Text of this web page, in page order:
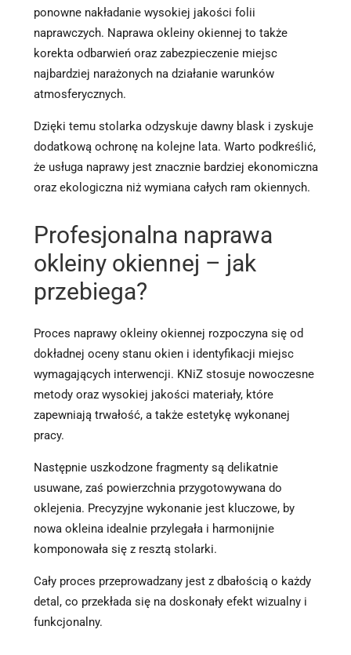
ponowne nakładanie wysokiej jakości folii
naprawczych. Naprawa okleiny okiennej to także
korekta odbarwień oraz zabezpieczenie miejsc
najbardziej narażonych na działanie warunków
atmosferycznych.
Dzięki temu stolarka odzyskuje dawny blask i zyskuje
dodatkową ochronę na kolejne lata. Warto podkreślić,
że usługa naprawy jest znacznie bardziej ekonomiczna
oraz ekologiczna niż wymiana całych ram okiennych.
Profesjonalna naprawa
okleiny okiennej – jak
przebiega?
Proces naprawy okleiny okiennej rozpoczyna się od
dokładnej oceny stanu okien i identyfikacji miejsc
wymagających interwencji. KNiZ stosuje nowoczesne
metody oraz wysokiej jakości materiały, które
zapewniają trwałość, a także estetykę wykonanej
pracy.
Następnie uszkodzone fragmenty są delikatnie
usuwane, zaś powierzchnia przygotowywana do
oklejenia. Precyzyjne wykonanie jest kluczowe, by
nowa okleina idealnie przylegała i harmonijnie
komponowała się z resztą stolarki.
Cały proces przeprowadzany jest z dbałością o każdy
detal, co przekłada się na doskonały efekt wizualny i
funkcjonalny.